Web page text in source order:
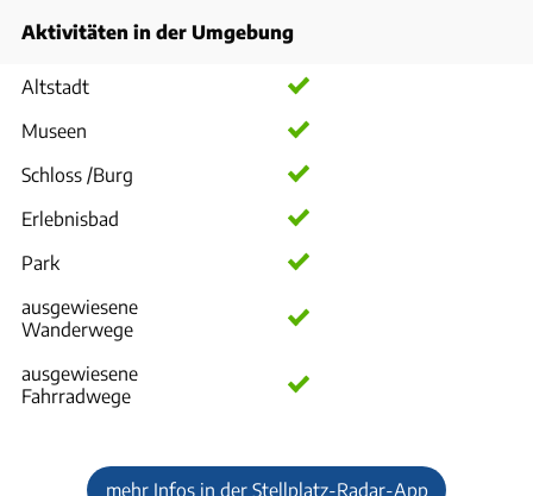
Aktivitäten in der Umgebung
Altstadt
Museen
Schloss /Burg
Erlebnisbad
Park
ausgewiesene
Wanderwege
ausgewiesene
Fahrradwege
mehr Infos in der Stellplatz-Radar-App